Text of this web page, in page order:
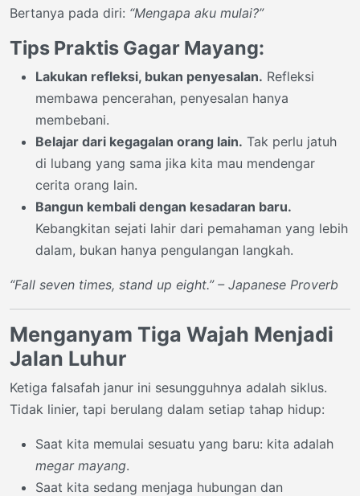
Bertanya pada diri: “Mengapa aku mulai?”
Tips Praktis Gagar Mayang:
Lakukan refleksi, bukan penyesalan. Refleksi
membawa pencerahan, penyesalan hanya
membebani.
Belajar dari kegagalan orang lain. Tak perlu jatuh
di lubang yang sama jika kita mau mendengar
cerita orang lain.
Bangun kembali dengan kesadaran baru.
Kebangkitan sejati lahir dari pemahaman yang lebih
dalam, bukan hanya pengulangan langkah.
“Fall seven times, stand up eight.” – Japanese Proverb
Menganyam Tiga Wajah Menjadi
Jalan Luhur
Ketiga falsafah janur ini sesungguhnya adalah siklus.
Tidak linier, tapi berulang dalam setiap tahap hidup:
Saat kita memulai sesuatu yang baru: kita adalah
megar mayang.
Saat kita sedang menjaga hubungan dan